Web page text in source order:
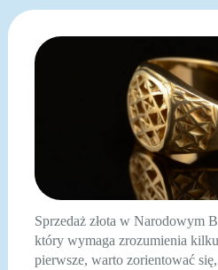
Sprzedaż złota w Narodowym
który wymaga zrozumienia
pierwsze, warto zorientować